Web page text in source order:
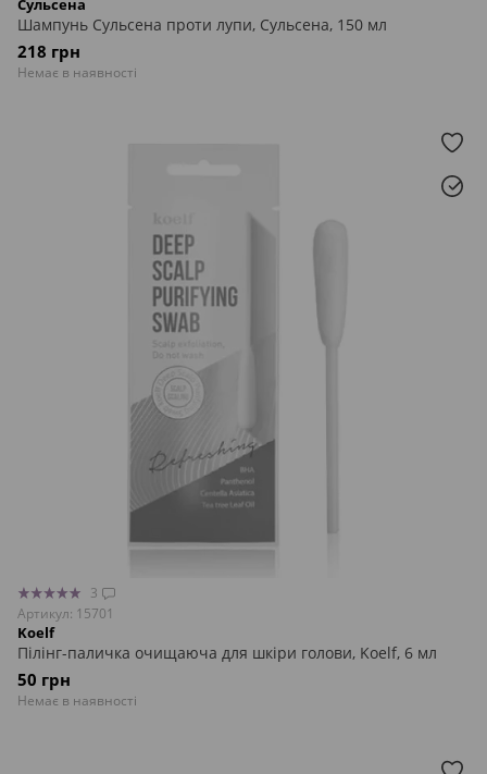
Сульсена
Шампунь Сульсена проти лупи, Сульсена, 150 мл
218 грн
Немає в наявності
3
Артикул: 15701
Koelf
Пілінг-паличка очищаюча для шкіри голови, Koelf, 6 мл
50 грн
Немає в наявності